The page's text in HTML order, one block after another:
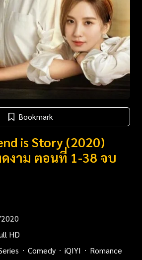
Bookmark
is Story (2020)
งาม ตอนที่ 1-38 จบ
HD
Comedy iQIYI Romance